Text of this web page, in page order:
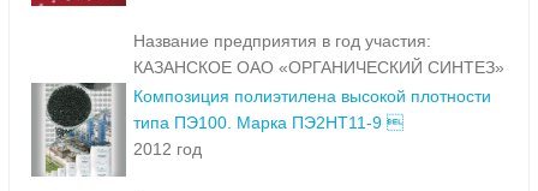
Название предприятия в год участия:
КАЗАНСКОЕ ОАО «ОРГАНИЧЕСКИЙ СИНТЕЗ»
Композиция полиэтилена высокой плотности
типа ПЭ100. Марка ПЭ2НТ11-9 
2012 год